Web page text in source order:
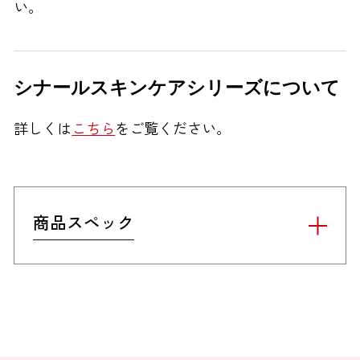
い。
シナールスキンケアシリーズについて
詳しくはこちらをご覧ください。
商品スペック